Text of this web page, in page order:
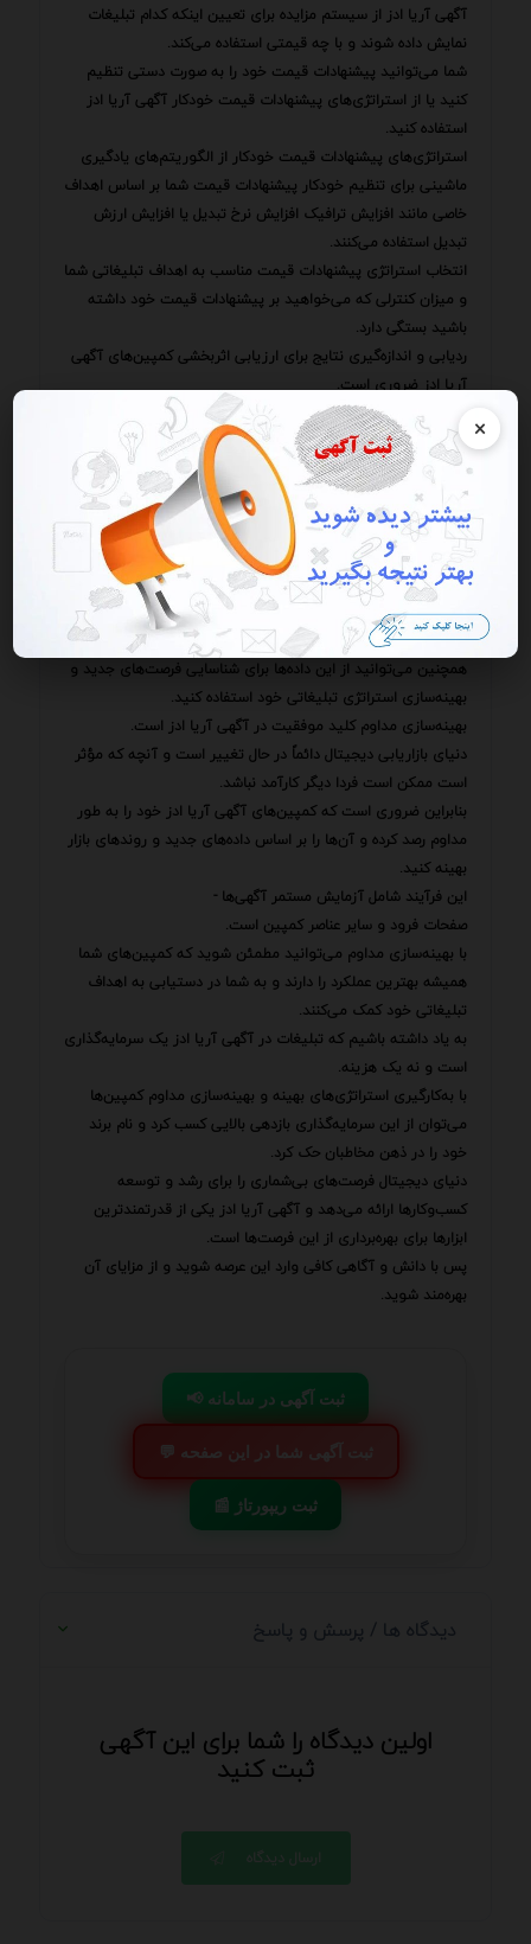
×
آگهی آریا ادز از سیستم مزایده برای تعیین اینکه کدام تبلیغات
نمایش داده شوند و با چه قیمتی استفاده می‌کند.
شما می‌توانید پیشنهادات قیمت خود را به صورت دستی تنظیم
کنید یا از استراتژی‌های پیشنهادات قیمت خودکار آگهی آریا ادز
استفاده کنید.
استراتژی‌های پیشنهادات قیمت خودکار از الگوریتم‌های یادگیری
ماشینی برای تنظیم خودکار پیشنهادات قیمت شما بر اساس اهداف
خاصی مانند افزایش ترافیک افزایش نرخ تبدیل یا افزایش ارزش
تبدیل استفاده می‌کنند.
انتخاب استراتژی پیشنهادات قیمت مناسب به اهداف تبلیغاتی شما
و میزان کنترلی که می‌خواهید بر پیشنهادات قیمت خود داشته
باشید بستگی دارد.
ردیابی و اندازه‌گیری نتایج برای ارزیابی اثربخشی کمپین‌های آگهی
آریا ادز ضروری است.
آگهی آریا ادز ابزارهای ردیابی و اندازه‌گیری قدرتمندی را ارائه
می‌دهد که به شما امکان می‌دهد عملکرد کمپین‌های خود را در
زمان واقعی رصد کنید.
با استفاده از این ابزارها می‌توانید نرخ کلیک هزینه به ازای هر
کلیک نرخ تبدیل هزینه به ازای هر تبدیل و سایر شاخص‌های کلیدی
تجزیه و تحلیل این داده‌ها به شما کمک می‌کند تا نقاط قوت و
ضعف کمپین‌های خود را شناسایی کرده و اقدامات لازم را برای
بهبود عملکرد آن‌ها انجام دهید.
همچنین می‌توانید از این داده‌ها برای شناسایی فرصت‌های جدید و
بهینه‌سازی استراتژی تبلیغاتی خود استفاده کنید.
بهینه‌سازی مداوم کلید موفقیت در آگهی آریا ادز است.
دنیای بازاریابی دیجیتال دائماً در حال تغییر است و آنچه که مؤثر
است ممکن است فردا دیگر کارآمد نباشد.
بنابراین ضروری است که کمپین‌های آگهی آریا ادز خود را به طور
مداوم رصد کرده و آن‌ها را بر اساس داده‌های جدید و روندهای بازار
بهینه کنید.
این فرآیند شامل آزمایش مستمر آگهی‌ها -
صفحات فرود و سایر عناصر کمپین است.
با بهینه‌سازی مداوم می‌توانید مطمئن شوید که کمپین‌های شما
همیشه بهترین عملکرد را دارند و به شما در دستیابی به اهداف
تبلیغاتی خود کمک می‌کنند.
به یاد داشته باشیم که تبلیغات در آگهی آریا ادز یک سرمایه‌گذاری
است و نه یک هزینه.
با به‌کارگیری استراتژی‌های بهینه و بهینه‌سازی مداوم کمپین‌ها
می‌توان از این سرمایه‌گذاری بازدهی بالایی کسب کرد و نام برند
خود را در ذهن مخاطبان حک کرد.
دنیای دیجیتال فرصت‌های بی‌شماری را برای رشد و توسعه
کسب‌وکارها ارائه می‌دهد و آگهی آریا ادز یکی از قدرتمندترین
ابزارها برای بهره‌برداری از این فرصت‌ها است.
پس با دانش و آگاهی کافی وارد این عرصه شوید و از مزایای آن
بهره‌مند شوید.
📢 ثبت آگهی در سامانه
💬 ثبت آگهی شما در این صفحه
📰 ثبت ریپورتاژ
دیدگاه ها / پرسش و پاسخ
اولین دیدگاه را شما برای این آگهی
ثبت کنید
ارسال دیدگاه